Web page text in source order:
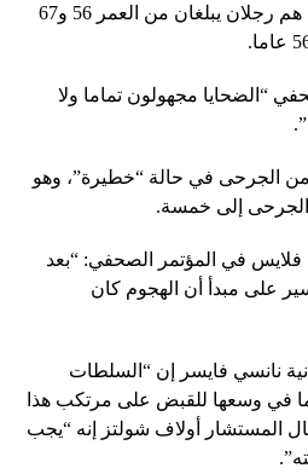
وقال المسؤولون إن القتلى هم رجلان يبلغان من العمر 56 و67
“الضحايا مجهولون تماما ولا
الجرحى في حالة “خطيرة”، وهو
الجرحى إلى خمسة.
في المؤتمر الصحفي: “بعد
على مبدأ أن الهجوم كان
نانسي فايسر إن “السلطات
ما في وسعها للقبض على مرتكب هذا
المستشار أولاف شولتز إنه “يجب